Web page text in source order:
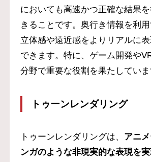
においても高速かつ正確な結果
きることです。奥行き情報を利用
立体感や遠近感をよりリアルに
できます。特に、ゲーム開発や
分野で重要な役割を果たしていま
トゥーンレンダリング
トゥーンレンダリングは、 アニ
ンガのような非現実的な表現を